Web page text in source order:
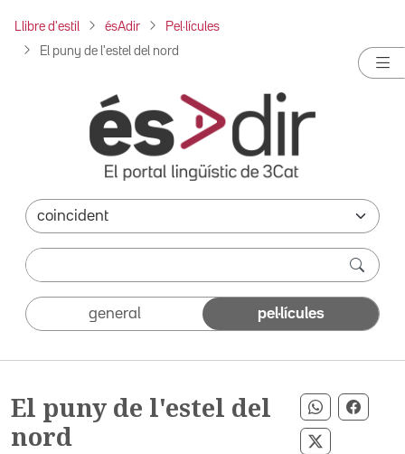
Llibre d'estil ésAdir Pel·lícules
El puny de l'estel del nord
general pel·lícules
El puny de l'estel del
nord
Compartir
Compartir